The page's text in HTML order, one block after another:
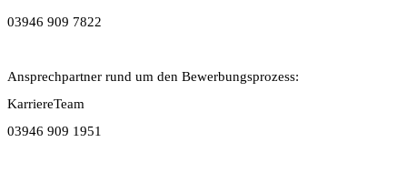
03946 909 7822
Ansprechpartner rund um den Bewerbungsprozess:
KarriereTeam
03946 909 1951